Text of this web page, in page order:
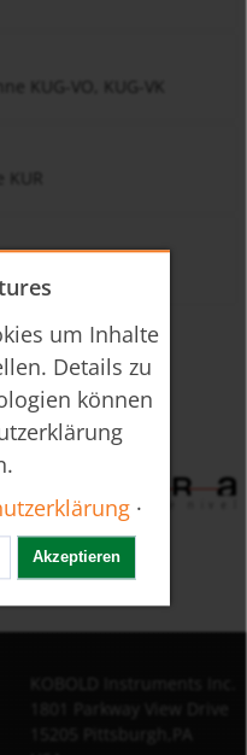
KUG-VO, KUG-VK
um Inhalte
Details zu
können
·
Akzeptieren